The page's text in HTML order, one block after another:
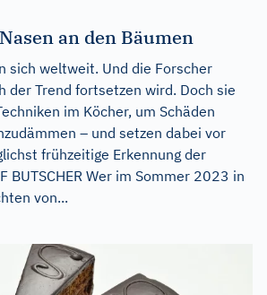
an den Bäumen
sich weltweit. Und die Forscher
der Trend fortsetzen wird. Doch sie
im Köcher, um Schäden
– und setzen dabei vor
frühzeitige Erkennung der
BUTSCHER Wer im Sommer 2023 in
von...